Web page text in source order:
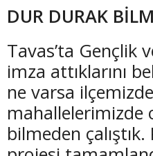
DUR DURAK
Tavas’ta Gençlik
imza attıklarını
ne varsa
mahallelerimizde
bilmeden